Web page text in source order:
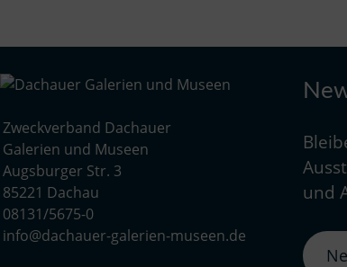
Zweckverband Dachauer
Galerien und Museen
Augsburger Str. 3
85221 Dachau
08131/5675-0
info@dachauer-galerien-museen.de
und